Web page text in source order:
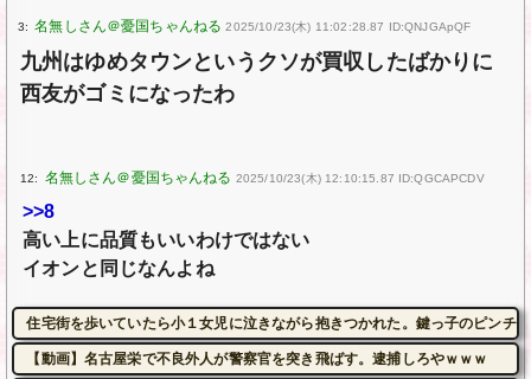
3: 2025/10/23(木) 11:02:28.87 ID:QNJGApQF
九州はゆめタウンというクソが買収したばかりに
西友がゴミになったわ
12: 2025/10/23(木) 12:10:15.87 ID:QGCAPCDV
>>8
高い上に品質もいいわけではない
イオンと同じなんよね
住宅街を歩いていたら小１女児に泣きながら抱きつかれた。鍵っ子のピン
【動画】名古屋栄で不良外人が警察官を突き飛ばす。逮捕しろやｗｗｗ